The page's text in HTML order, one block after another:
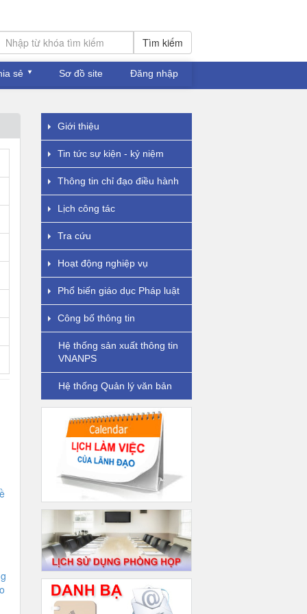
Tìm kiếm
sẻ Sơ đồ site Đăng nhập
Giới thiệu
Tin tức sự kiện - kỷ niệm
Thông tin chỉ đạo điều hành
Lịch công tác
Tra cứu
Hoạt động nghiệp vụ
Phổ biến giáo dục Pháp luật
Công bố thông tin
Hệ thống sản xuất thông tin
VNANPS
Hệ thống Quản lý văn bản